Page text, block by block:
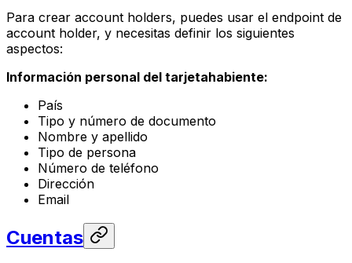
Para crear account holders, puedes usar el endpoint de
account holder, y necesitas definir los siguientes
aspectos:
Información personal del tarjetahabiente:
País
Tipo y número de documento
Nombre y apellido
Tipo de persona
Número de teléfono
Dirección
Email
Cuentas